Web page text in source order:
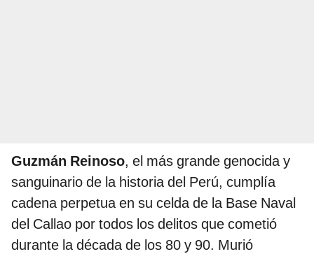
Guzmán Reinoso, el más grande genocida y
sanguinario de la historia del Perú, cumplía
cadena perpetua en su celda de la Base Naval
del Callao por todos los delitos que cometió
durante la década de los 80 y 90. Murió